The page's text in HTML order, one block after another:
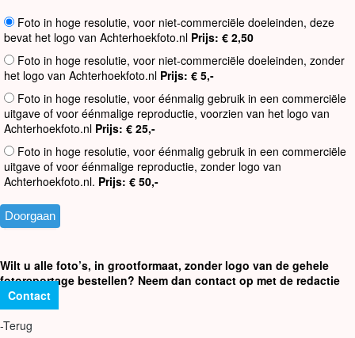
Foto in hoge resolutie, voor niet-commerciële doeleinden, deze
bevat het logo van Achterhoekfoto.nl Prijs: € 2,50
Foto in hoge resolutie, voor niet-commerciële doeleinden, zonder
het logo van Achterhoekfoto.nl Prijs: € 5,-
Foto in hoge resolutie, voor éénmalig gebruik in een commerciële
uitgave of voor éénmalige reproductie, voorzien van het logo van
Achterhoekfoto.nl Prijs: € 25,-
Foto in hoge resolutie, voor éénmalig gebruik in een commerciële
uitgave of voor éénmalige reproductie, zonder logo van
Achterhoekfoto.nl. Prijs: € 50,-
Wilt u alle foto’s, in grootformaat, zonder logo van de gehele
fotoreportage bestellen? Neem dan contact op met de redactie
Contact
-Terug